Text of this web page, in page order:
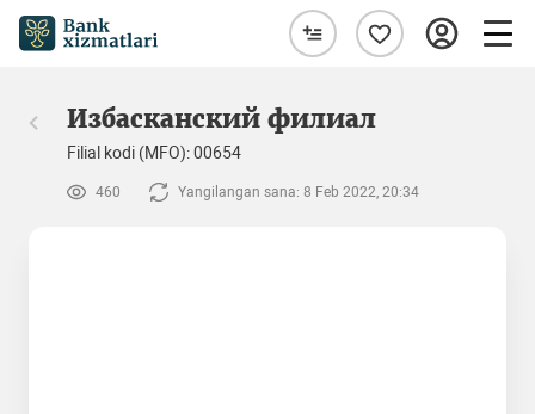
Избасканский филиал
Filial kodi (MFO): 00654
460 Yangilangan sana: 8 Feb 2022, 20:34